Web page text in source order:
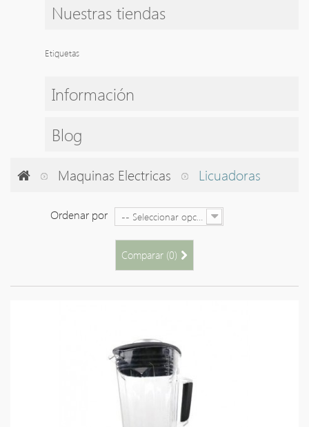
REPOSTERIA
VAJILLA DE FUNDICION
VARIOS EN VIDRIO
Nuestras tiendas
Etiquetas
Información
Blog
Maquinas Electricas Licuadoras
Ordenar por -- Seleccionar opción --
Comparar (0)